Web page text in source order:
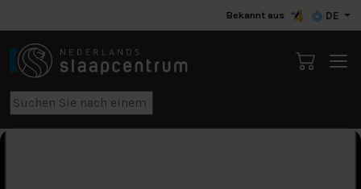
Bekannt aus DE